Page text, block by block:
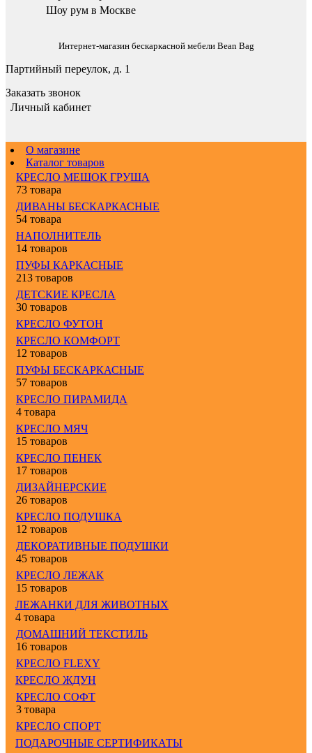
Шоу рум в Москве
Интернет-магазин бескаркасной мебели Bean Bag
Партийный переулок, д. 1
Заказать звонок
Личный кабинет
О магазине
Каталог товаров
КРЕСЛО МЕШОК ГРУША
73 товара
ДИВАНЫ БЕСКАРКАСНЫЕ
54 товара
НАПОЛНИТЕЛЬ
14 товаров
ПУФЫ КАРКАСНЫЕ
213 товаров
ДЕТСКИЕ КРЕСЛА
30 товаров
КРЕСЛО ФУТОН
КРЕСЛО КОМФОРТ
12 товаров
ПУФЫ БЕСКАРКАСНЫЕ
57 товаров
КРЕСЛО ПИРАМИДА
4 товара
КРЕСЛО МЯЧ
15 товаров
КРЕСЛО ПЕНЕК
17 товаров
ДИЗАЙНЕРСКИЕ
26 товаров
КРЕСЛО ПОДУШКА
12 товаров
ДЕКОРАТИВНЫЕ ПОДУШКИ
45 товаров
КРЕСЛО ЛЕЖАК
15 товаров
ЛЕЖАНКИ ДЛЯ ЖИВОТНЫХ
4 товара
ДОМАШНИЙ ТЕКСТИЛЬ
16 товаров
КРЕСЛО FLEXY
КРЕСЛО ЖДУН
КРЕСЛО СОФТ
3 товара
КРЕСЛО СПОРТ
ПОДАРОЧНЫЕ СЕРТИФИКАТЫ